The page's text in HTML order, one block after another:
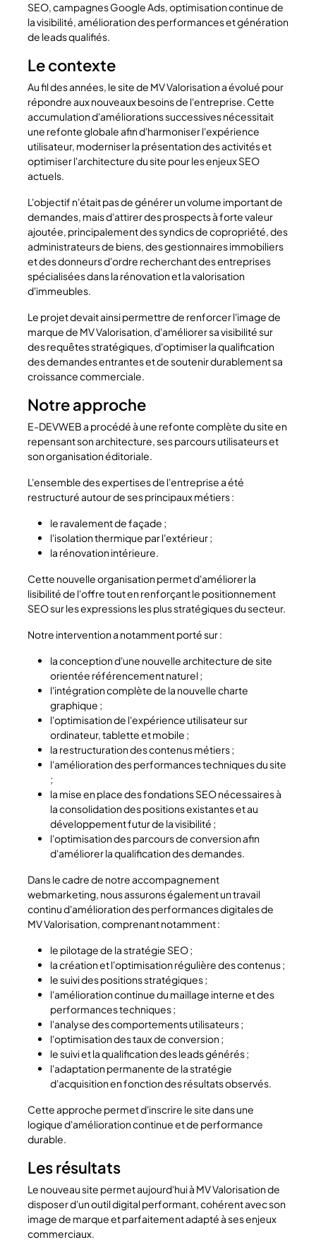
SEO, campagnes Google Ads, optimisation continue de
la visibilité, amélioration des performances et génération
de leads qualifiés.
Le contexte
Au fil des années, le site de MV Valorisation a évolué pour
répondre aux nouveaux besoins de l'entreprise. Cette
accumulation d'améliorations successives nécessitait
une refonte globale afin d'harmoniser l'expérience
utilisateur, moderniser la présentation des activités et
optimiser l'architecture du site pour les enjeux SEO
actuels.
L'objectif n'était pas de générer un volume important de
demandes, mais d'attirer des prospects à forte valeur
ajoutée, principalement des syndics de copropriété, des
administrateurs de biens, des gestionnaires immobiliers
et des donneurs d'ordre recherchant des entreprises
spécialisées dans la rénovation et la valorisation
d'immeubles.
Le projet devait ainsi permettre de renforcer l'image de
marque de MV Valorisation, d'améliorer sa visibilité sur
des requêtes stratégiques, d'optimiser la qualification
des demandes entrantes et de soutenir durablement sa
croissance commerciale.
Notre approche
E-DEVWEB a procédé à une refonte complète du site en
repensant son architecture, ses parcours utilisateurs et
son organisation éditoriale.
L'ensemble des expertises de l'entreprise a été
restructuré autour de ses principaux métiers :
le ravalement de façade ;
l'isolation thermique par l'extérieur ;
la rénovation intérieure.
Cette nouvelle organisation permet d'améliorer la
lisibilité de l'offre tout en renforçant le positionnement
SEO sur les expressions les plus stratégiques du secteur.
Notre intervention a notamment porté sur :
la conception d'une nouvelle architecture de site
orientée référencement naturel ;
l'intégration complète de la nouvelle charte
graphique ;
l'optimisation de l'expérience utilisateur sur
ordinateur, tablette et mobile ;
la restructuration des contenus métiers ;
l'amélioration des performances techniques du site
;
la mise en place des fondations SEO nécessaires à
la consolidation des positions existantes et au
développement futur de la visibilité ;
l'optimisation des parcours de conversion afin
d'améliorer la qualification des demandes.
Dans le cadre de notre accompagnement
webmarketing, nous assurons également un travail
continu d'amélioration des performances digitales de
MV Valorisation, comprenant notamment :
le pilotage de la stratégie SEO ;
la création et l'optimisation régulière des contenus ;
le suivi des positions stratégiques ;
l'amélioration continue du maillage interne et des
performances techniques ;
l'analyse des comportements utilisateurs ;
l'optimisation des taux de conversion ;
le suivi et la qualification des leads générés ;
l'adaptation permanente de la stratégie
d'acquisition en fonction des résultats observés.
Cette approche permet d'inscrire le site dans une
logique d'amélioration continue et de performance
durable.
Les résultats
Le nouveau site permet aujourd'hui à MV Valorisation de
disposer d'un outil digital performant, cohérent avec son
image de marque et parfaitement adapté à ses enjeux
commerciaux.